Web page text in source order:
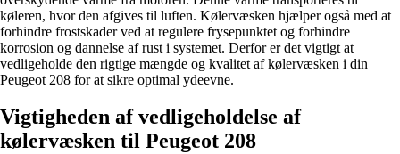
køleren, hvor den afgives til luften. Kølervæsken hjælper også med at
forhindre frostskader ved at regulere frysepunktet og forhindre
korrosion og dannelse af rust i systemet. Derfor er det vigtigt at
vedligeholde den rigtige mængde og kvalitet af kølervæsken i din
Peugeot 208 for at sikre optimal ydeevne.
Vigtigheden af ​​vedligeholdelse af
kølervæsken til Peugeot 208